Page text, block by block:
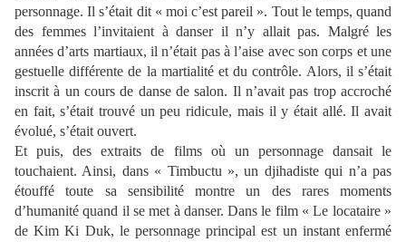
personnage. Il s’était dit « moi c’est pareil ». Tout le temps, quand
des femmes l’invitaient à danser il n’y allait pas. Malgré les
années d’arts martiaux, il n’était pas à l’aise avec son corps et une
gestuelle différente de la martialité et du contrôle. Alors, il s’était
inscrit à un cours de danse de salon. Il n’avait pas trop accroché
en fait, s’était trouvé un peu ridicule, mais il y était allé. Il avait
évolué, s’était ouvert.
Et puis, des extraits de films où un personnage dansait le
touchaient. Ainsi, dans « Timbuctu », un djihadiste qui n’a pas
étouffé toute sa sensibilité montre un des rares moments
d’humanité quand il se met à danser. Dans le film « Le locataire »
de Kim Ki Duk, le personnage principal est un instant enfermé